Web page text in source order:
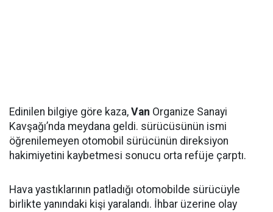
Edinilen bilgiye göre kaza, Van Organize Sanayi
Kavşağı’nda meydana geldi. sürücüsünün ismi
öğrenilemeyen otomobil sürücünün direksiyon
hakimiyetini kaybetmesi sonucu orta refüje çarptı.
Hava yastıklarının patladığı otomobilde sürücüyle
birlikte yanındaki kişi yaralandı. İhbar üzerine olay